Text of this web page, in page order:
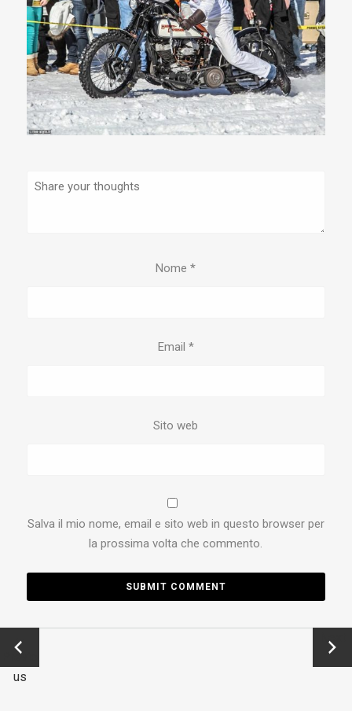
Nome*
Email *
Sito web
Salva il mio nome, email e sito web in questo browser per
la prossima volta che commento.
Previo
us
→